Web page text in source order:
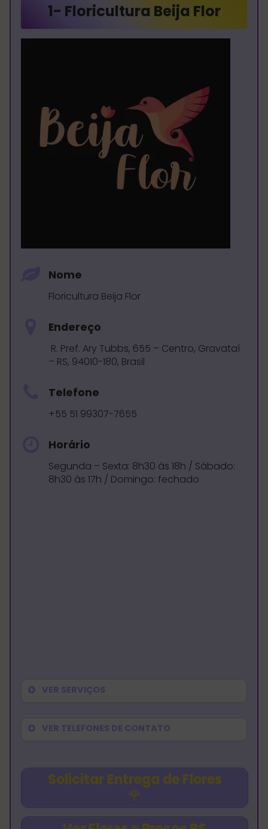
1- Floricultura Beija Flor
Nome
Floricultura Beija Flor
Endereço
R. Pref. Ary Tubbs, 655 – Centro, Gravataí
– RS, 94010-180, Brasil
Telefone
+55 51 99307-7655
Horário
Segunda – Sexta: 8h30 às 18h / Sábado:
8h30 às 17h / Domingo: fechado
VER SERVIÇOS
VER TELEFONES DE CONTATO
Solicitar Entrega de Flores
🌹